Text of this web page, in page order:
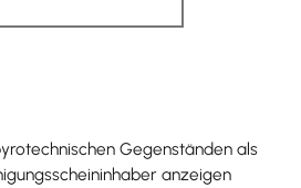
Gegenständen als
anzeigen